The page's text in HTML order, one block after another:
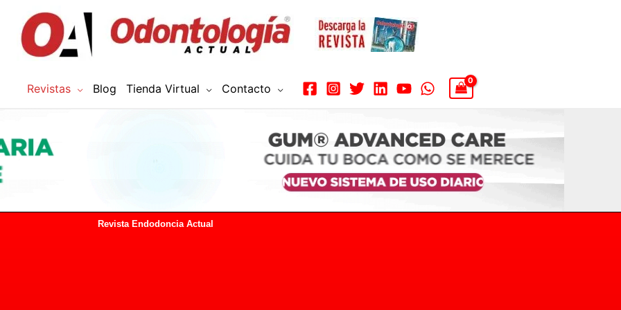
Revistas Blog Tienda Virtual Contacto
Revista Endodoncia Actual